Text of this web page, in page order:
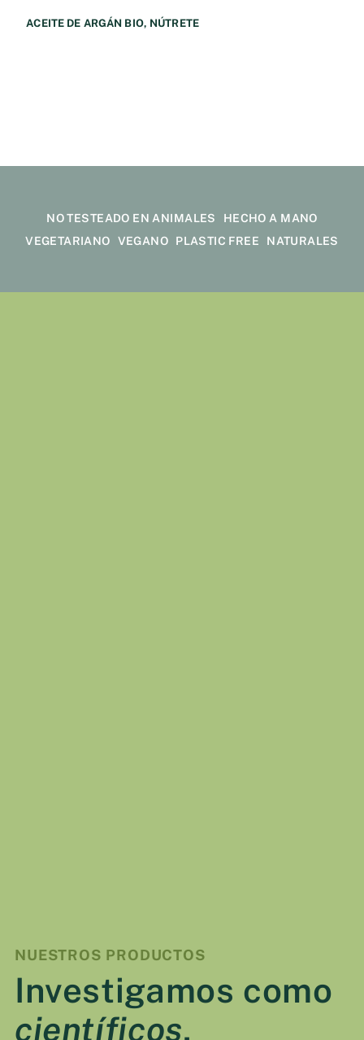
ACEITE DE ARGÁN BIO, NÚTRETE
NO TESTEADO EN ANIMALES
HECHO A MANO
VEGETARIANO
VEGANO PLASTIC FREE NATURALES
NUESTROS PRODUCTOS
Investigamos como
científicos,